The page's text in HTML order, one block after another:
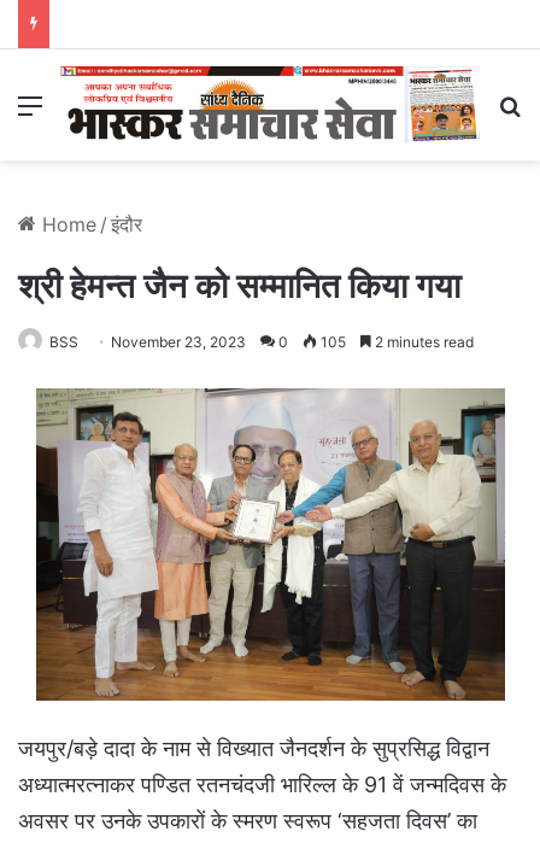
Menu
Home / इंदौर
श्री हेमन्त जैन को सम्मानित किया गया
BSS November 23, 2023 0 105 2 minutes read
जयपुर/बड़े दादा के नाम से विख्यात जैनदर्शन के सुप्रसिद्ध विद्वान
अध्यात्मरत्नाकर पण्डित रतनचंदजी भारिल्ल के 91 वें जन्मदिवस के
अवसर पर उनके उपकारों के स्मरण स्वरूप ‘सहजता दिवस’ का